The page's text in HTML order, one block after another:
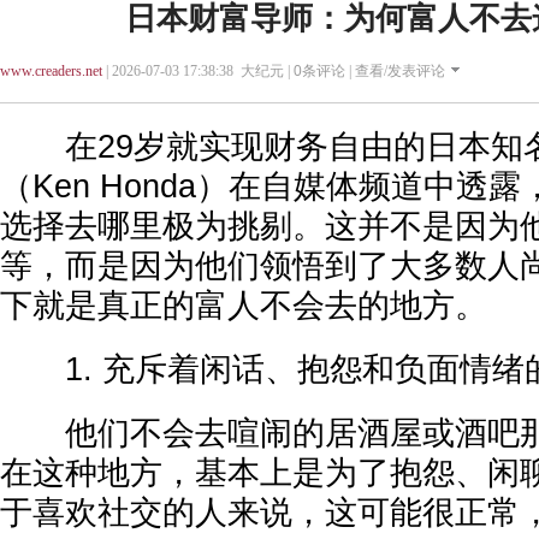
日本财富导师：为何富人不
www.creaders.net| 2026-07-03 17:38:38 大纪元 | 0条评论 | 查看/发表评论
在29岁就实现财务自由的日本知
（Ken Honda）在自媒体频道中透露
选择去哪里极为挑剔。这并不是因为
等，而是因为他们领悟到了大多数人
下就是真正的富人不会去的地方。
1. 充斥着闲话、抱怨和负面情绪
他们不会去喧闹的居酒屋或酒吧
在这种地方，基本上是为了抱怨、闲
于喜欢社交的人来说，这可能很正常